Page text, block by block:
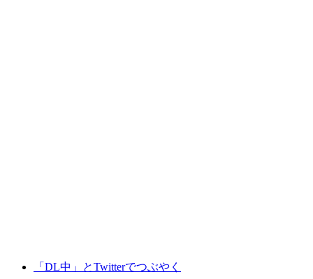
「DL中」とTwitterでつぶやく